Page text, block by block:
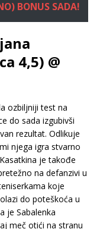
BONUS SADA!
4,5) @
ozbiljniji test na
do sada izgubivši
rezultat. Odlikuje
njega igra stvarno
je takođe
na defanzivi u
koje
do poteškoća u
je Sabalenka
meč otići na stranu